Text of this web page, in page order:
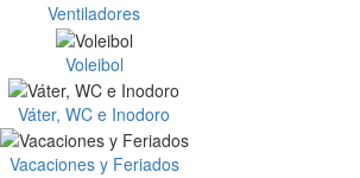
Ventiladores
Voleibol
Váter, WC e Inodoro
Vacaciones y Feriados